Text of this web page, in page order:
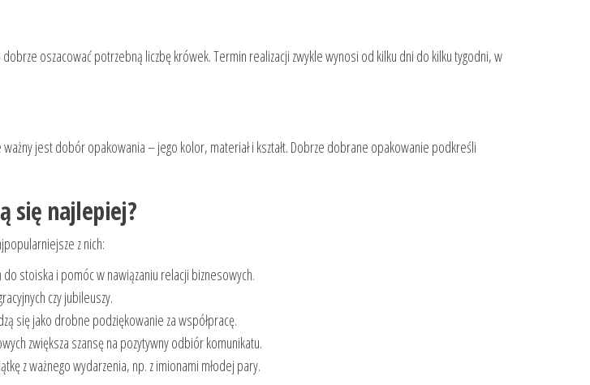
oszacować potrzebną liczbę krówek. Termin realizacji zwykle wynosi od kilku dni do kilku tygodni, w
jest dobór opakowania – jego kolor, materiał i kształt. Dobrze dobrane opakowanie podkreśli
się najlepiej?
z nich:
stoiska i pomóc w nawiązaniu relacji biznesowych.
czy jubileuszy.
się jako drobne podziękowanie za współpracę.
zwiększa szansę na pozytywny odbiór komunikatu.
z ważnego wydarzenia, np. z imionami młodej pary.